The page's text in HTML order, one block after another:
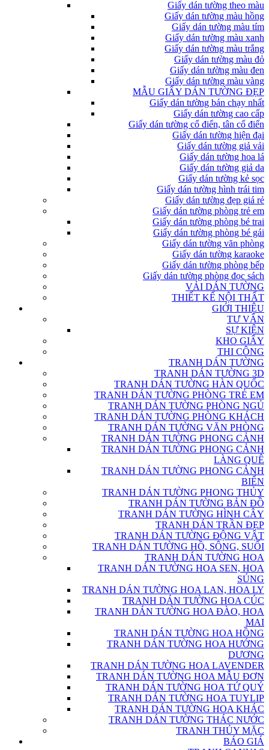
Giấy dán tường theo màu
Giấy dán tường màu hồng
Giấy dán tường màu tím
Giấy dán tường màu xanh
Giấy dán tường màu trắng
Giấy dán tường màu đỏ
Giấy dán tường màu đen
Giấy dán tường màu vàng
MẪU GIẤY DÁN TƯỜNG ĐẸP
Giấy dán tường bán chạy nhất
Giấy dán tường cao cấp
Giấy dán tường cổ điển, tân cổ điển
Giấy dán tường hiện đại
Giấy dán tường giả vải
Giấy dán tường hoa lá
Giấy dán tường giả da
Giấy dán tường kẻ sọc
Giấy dán tường hình trái tim
Giấy dán tường đẹp giá rẻ
Giấy dán tường phòng trẻ em
Giấy dán tường phòng bé trai
Giấy dán tường phòng bé gái
Giấy dán tường văn phòng
Giấy dán tường karaoke
Giấy dán tường phòng bếp
Giấy dán tường phòng đọc sách
VẢI DÁN TƯỜNG
THIẾT KẾ NỘI THẤT
GIỚI THIỆU
TƯ VẤN
SỰ KIỆN
KHO GIẤY
THI CÔNG
TRANH DÁN TƯỜNG
TRANH DÁN TƯỜNG 3D
TRANH DÁN TƯỜNG HÀN QUỐC
TRANH DÁN TƯỜNG PHÒNG TRẺ EM
TRANH DÁN TƯỜNG PHÒNG NGỦ
TRANH DÁN TƯỜNG PHÒNG KHÁCH
TRANH DÁN TƯỜNG VĂN PHÒNG
TRANH DÁN TƯỜNG PHONG CẢNH
TRANH DÁN TƯỜNG PHONG CẢNH
LÀNG QUÊ
TRANH DÁN TƯỜNG PHONG CẢNH
BIỂN
TRANH DÁN TƯỜNG PHONG THỦY
TRANH DÁN TƯỜNG BẢN ĐỒ
TRANH DÁN TƯỜNG HÌNH CÂY
TRANH DÁN TRẦN ĐẸP
TRANH DÁN TƯỜNG ĐỘNG VẬT
TRANH DÁN TƯỜNG HỒ, SÔNG, SUỐI
TRANH DÁN TƯỜNG HOA
TRANH DÁN TƯỜNG HOA SEN, HOA
SÚNG
TRANH DÁN TƯỜNG HOA LAN, HOA LY
TRANH DÁN TƯỜNG HOA CÚC
TRANH DÁN TƯỜNG HOA ĐÀO, HOA
MAI
TRANH DÁN TƯỜNG HOA HỒNG
TRANH DÁN TƯỜNG HOA HƯỚNG
DƯƠNG
TRANH DÁN TƯỜNG HOA LAVENDER
TRANH DÁN TƯỜNG HOA MẪU ĐƠN
TRANH DÁN TƯỜNG HOA TỨ QUÝ
TRANH DÁN TƯỜNG HOA TUYLIP
TRANH DÁN TƯỜNG HOA KHÁC
TRANH DÁN TƯỜNG THÁC NƯỚC
TRANH THỦY MẶC
BÁO GIÁ